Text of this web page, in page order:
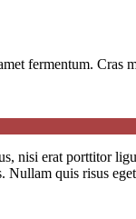
fermentum.
nisi erat porttitor
Nullam quis risus